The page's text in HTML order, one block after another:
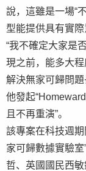
說，這雖是一場“
型能提供具有實際
“我不確定大家是
現之前，能多大程
解決無家可歸問
他發起
且不再重演”。
該專案在科技週
家可歸數據實驗
哲、英國國民西敏